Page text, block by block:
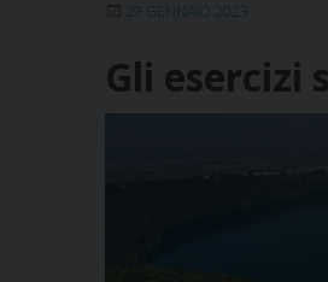
29 GENNAIO 2023
Gli esercizi